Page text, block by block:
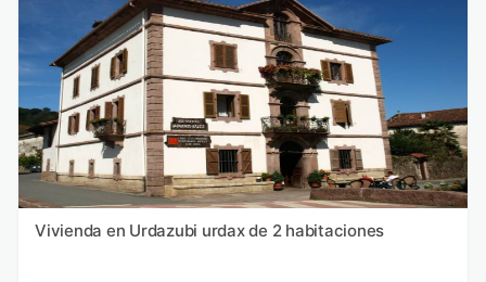
Vivienda en Urdazubi urdax de 2 habitaciones